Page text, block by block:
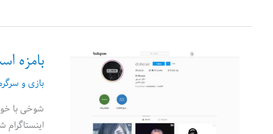
بامزه
بازی و
شوخی با
اینستاگرام